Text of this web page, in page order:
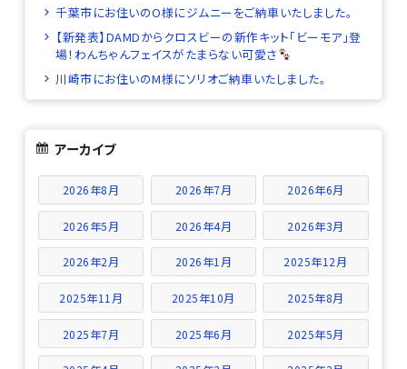
千葉市にお住いのO様にジムニーをご納車いたしました。
【新発表】DAMDからクロスビーの新作キット「ビーモア」登
場！わんちゃんフェイスがたまらない可愛さ
川崎市にお住いのM様にソリオご納車いたしました。
アーカイブ
2026年8月 2026年7月 2026年6月
2026年5月 2026年4月 2026年3月
2026年2月 2026年1月 2025年12月
2025年11月 2025年10月 2025年8月
2025年7月 2025年6月 2025年5月